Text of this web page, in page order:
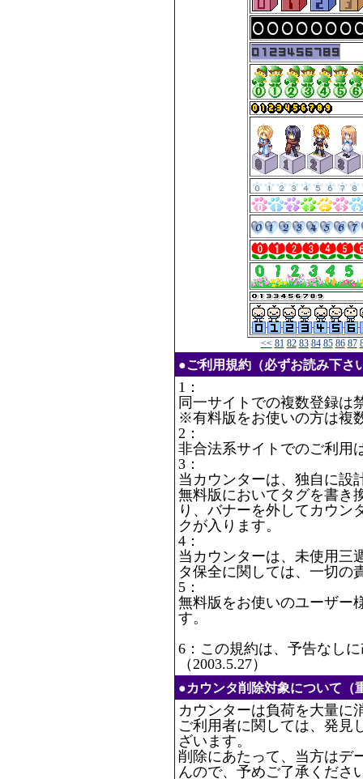
<< 81 82 83 84 85 86 87
●ご利用規約（必ずお読み下さ
1：
同一サイトでの複数登録は
※有料版をお使いの方は複
2：
非合法系サイトでのご利用
3：
当カウンターは、独自に設
無料版においてタグを書き
り、バナーを外してカウン
クが入ります。
4：
当カウンターは、未使用三
タ保全に関しては、一切の
5：
無料版をお使いのユーザー
す。
6：この規約は、予告なし
（2003.5.27）
●カウンタ削除対象について（
カウンターは負荷を大量に
ご利用者に関しては、発見
ざいます。
削除にあたって、当方はデ
んので、予めご了承くださ